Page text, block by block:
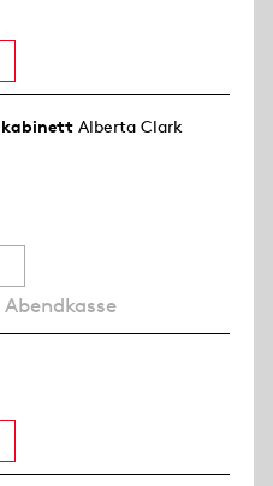
Alberta Clark